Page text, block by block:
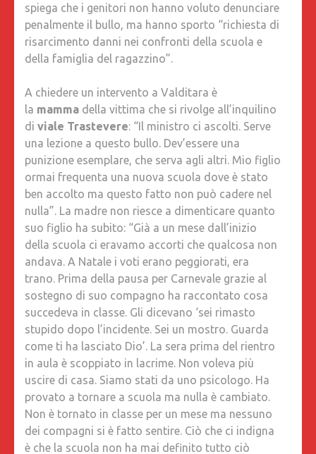
spiega che i genitori non hanno voluto denunciare
penalmente il bullo, ma hanno sporto “richiesta di
risarcimento danni nei confronti della scuola e
della famiglia del ragazzino”.
A chiedere un intervento a Valditara è
la mamma della vittima che si rivolge all’inquilino
di viale Trastevere: “Il ministro ci ascolti. Serve
una lezione a questo bullo. Dev’essere una
punizione esemplare, che serva agli altri. Mio figlio
ormai frequenta una nuova scuola dove è stato
ben accolto ma questo fatto non può cadere nel
nulla”. La madre non riesce a dimenticare quanto
suo figlio ha subito: “Già a un mese dall’inizio
della scuola ci eravamo accorti che qualcosa non
andava. A Natale i voti erano peggiorati, era
trano. Prima della pausa per Carnevale grazie al
sostegno di suo compagno ha raccontato cosa
succedeva in classe. Gli dicevano ‘sei rimasto
stupido dopo l’incidente. Sei un mostro. Guarda
come ti ha lasciato Dio’. La sera prima del rientro
in aula è scoppiato in lacrime. Non voleva più
uscire di casa. Siamo stati da uno psicologo. Ha
provato a tornare a scuola ma nulla è cambiato.
Non è tornato in classe per un mese ma nessuno
dei compagni si è fatto sentire. Ciò che ci indigna
è che la scuola non ha mai definito tutto ciò